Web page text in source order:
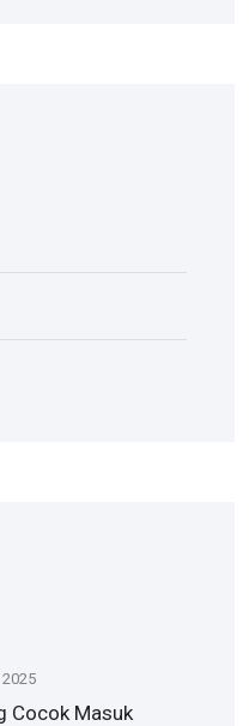
Cocok Masuk